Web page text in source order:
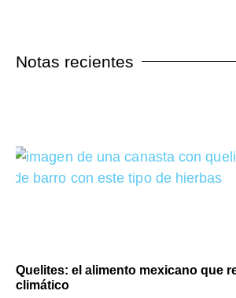
Notas recientes
Quelites: el alimento mexicano que
climático